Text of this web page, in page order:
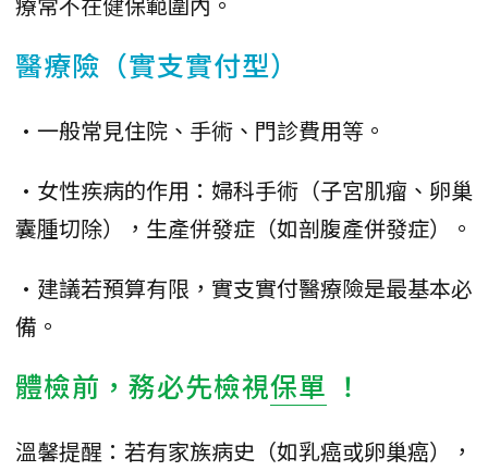
醫療險（實支實付型）
•一般常見住院、手術、門診費用等。
•女性疾病的作用：婦科手術（子宮肌瘤、卵巢
囊腫切除），生產併發症（如剖腹產併發症）。
•建議若預算有限，實支實付醫療險是最基本必
備。
體檢前，務必先檢視保單 ！
溫馨提醒：若有家族病史（如乳癌或卵巢癌），